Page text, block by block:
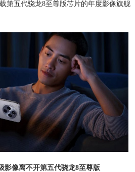
第五代骁龙8至尊版芯片的年度影像旗舰
影像离不开第五代骁龙8至尊版